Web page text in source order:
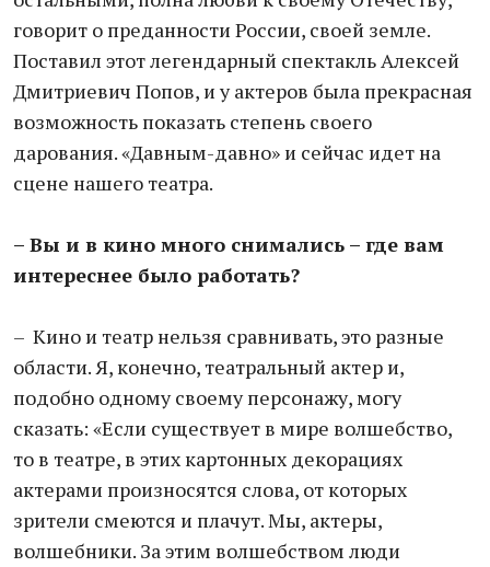
говорит о преданности России, своей земле.
Поставил этот легендарный спектакль Алексей
Дмитриевич Попов, и у актеров была прекрасная
возможность показать степень своего
дарования. «Давным-давно» и сейчас идет на
сцене нашего театра.
– Вы и в кино много снимались – где вам
интереснее было работать?
– Кино и театр нельзя сравнивать, это разные
области. Я, конечно, театральный актер и,
подобно одному своему персонажу, могу
сказать: «Если существует в мире волшебство,
то в театре, в этих картонных декорациях
актерами произносятся слова, от которых
зрители смеются и плачут. Мы, актеры,
волшебники. За этим волшебством люди